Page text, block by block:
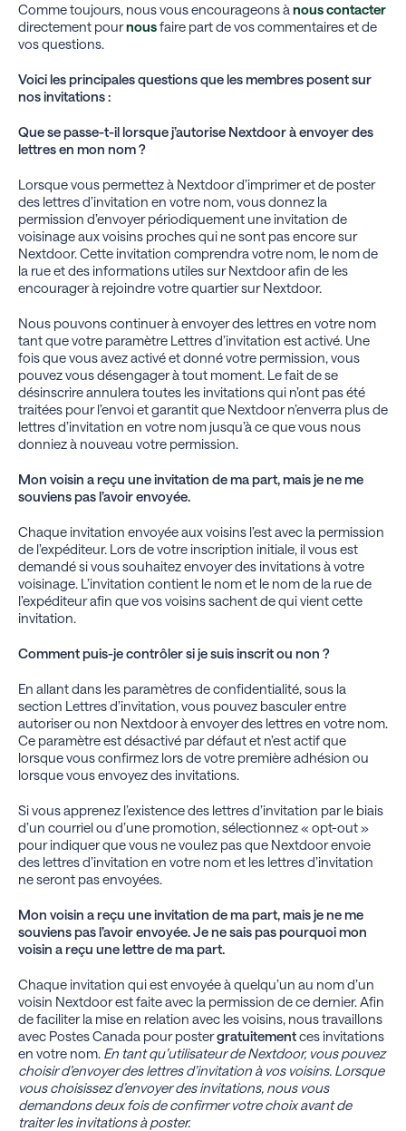
Comme toujours, nous vous encourageons à nous contacter
directement pournousfaire part de vos commentaires et de
vos questions.
Voici les principales questions que les membres posent sur
nos invitations :
Que se passe-t-il lorsque j’autorise Nextdoor à envoyer des
lettres en mon nom ?
Lorsque vous permettez à Nextdoor d’imprimer et de poster
des lettres d’invitation en votre nom, vous donnez la
permission d’envoyer périodiquement une invitation de
voisinage aux voisins proches qui ne sont pas encore sur
Nextdoor. Cette invitation comprendra votre nom, le nom de
la rue et des informations utiles sur Nextdoor afin de les
encourager à rejoindre votre quartier sur Nextdoor.
Nous pouvons continuer à envoyer des lettres en votre nom
tant que votre paramètre Lettres d’invitation est activé. Une
fois que vous avez activé et donné votre permission, vous
pouvez vous désengager à tout moment. Le fait de se
désinscrire annulera toutes les invitations qui n’ont pas été
traitées pour l’envoi et garantit que Nextdoor n’enverra plus de
lettres d’invitation en votre nom jusqu’à ce que vous nous
donniez à nouveau votre permission.
Mon voisin a reçu une invitation de ma part, mais je ne me
souviens pas l’avoir envoyée.
Chaque invitation envoyée aux voisins l’est avec la permission
de l’expéditeur. Lors de votre inscription initiale, il vous est
demandé si vous souhaitez envoyer des invitations à votre
voisinage. L’invitation contient le nom et le nom de la rue de
l’expéditeur afin que vos voisins sachent de qui vient cette
invitation.
Comment puis-je contrôler si je suis inscrit ou non ?
En allant dans les paramètres de confidentialité, sous la
section Lettres d’invitation, vous pouvez basculer entre
autoriser ou non Nextdoor à envoyer des lettres en votre nom.
Ce paramètre est désactivé par défaut et n’est actif que
lorsque vous confirmez lors de votre première adhésion ou
lorsque vous envoyez des invitations.
Si vous apprenez l’existence des lettres d’invitation par le biais
d’un courriel ou d’une promotion, sélectionnez « opt-out »
pour indiquer que vous ne voulez pas que Nextdoor envoie
des lettres d’invitation en votre nom et les lettres d’invitation
ne seront pas envoyées.
Mon voisin a reçu une invitation de ma part, mais je ne me
souviens pas l’avoir envoyée. Je ne sais pas pourquoi mon
voisin a reçu une lettre de ma part.
Chaque invitation qui est envoyée à quelqu’un au nom d’un
voisin Nextdoor est faite avec la permission de ce dernier. Afin
de faciliter la mise en relation avec les voisins, nous travaillons
avec Postes Canada pour postergratuitementces invitations
en votre nom. En tant qu’utilisateur de Nextdoor, vous pouvez
choisir d’envoyer des lettres d’invitation à vos voisins. Lorsque
vous choisissez d’envoyer des invitations, nous vous
demandons deux fois de confirmer votre choix avant de
traiter les invitations à poster.